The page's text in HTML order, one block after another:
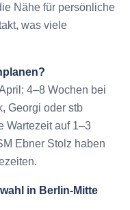
Nähe für persönliche
was viele
4–8 Wochen bei
Georgi oder stb
Wartezeit auf 1–3
Ebner Stolz haben
in Berlin-Mitte